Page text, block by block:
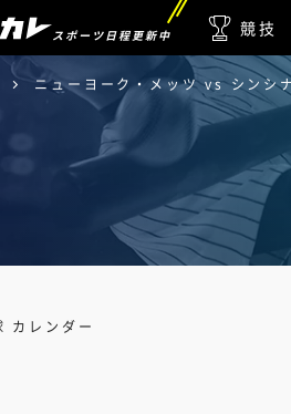
スポーツ日程更新中 競技
ニューヨーク・メッツ vs シンシ
カレンダー